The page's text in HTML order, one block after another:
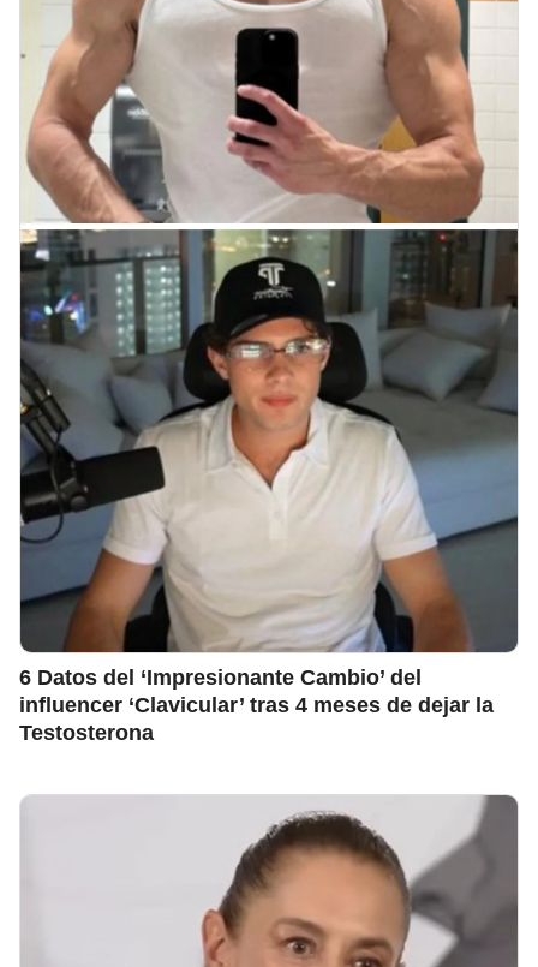
6 Datos del ‘Impresionante Cambio’ del
influencer ‘Clavicular’ tras 4 meses de dejar la
Testosterona